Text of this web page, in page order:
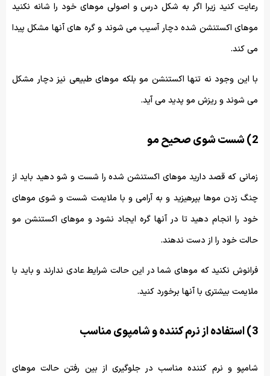
رعایت کنید زیرا اگر به شکل درس و اصولی موهای خود را شانه نکنید
موهای اکستنشن شده دچار آسیب می شوند و گره های آنها مشکل پیدا
می کند.
با این وجود نه تنها اکستنشن مو بلکه موهای طبیعی نیز دچار مشکل
می شوند و ریزش مو پدید می آید.
2) شست شوی صحیح مو
زمانی که قصد دارید موهای اکستنشن شده را شست و شو دهید باید از
چنگ زدن موها بپرهیزید و به آرامی و با ملایمت شست و شوی موهای
خود را انجام دهید تا در آنها گره ایجاد نشود و موهای اکستنشن مو
حالت خود را از دست ندهند.
فرانوش نکنید که موهای شما در این حالت شرایط عادی ندارند و باید با
ملایمت بیشتری با آنها برخورد کنید.
3) استفاده از نرم کننده و شامپوی مناسب
شامپو و نرم کننده مناسب در جلوگیری از بین رفتن حالت موهای